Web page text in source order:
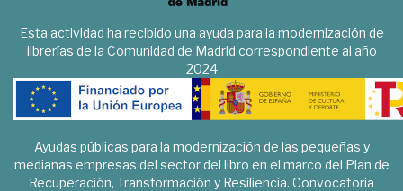
Esta actividad ha recibido una ayuda para la modernización de
librerías de la Comunidad de Madrid correspondiente al año
2024
Ayudas públicas para la modernización de las pequeñas y
medianas empresas del sector del libro en el marco del Plan de
Recuperación, Transformación y Resiliencia. Convocatoria